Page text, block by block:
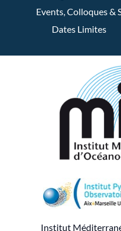
Events, Colloques &
Dates Limites
Institut